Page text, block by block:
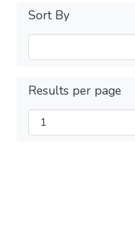
Sort By
Results per page